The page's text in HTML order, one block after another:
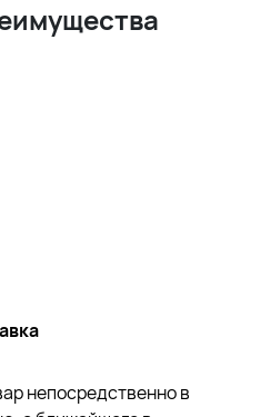
мущества
непосредственно в